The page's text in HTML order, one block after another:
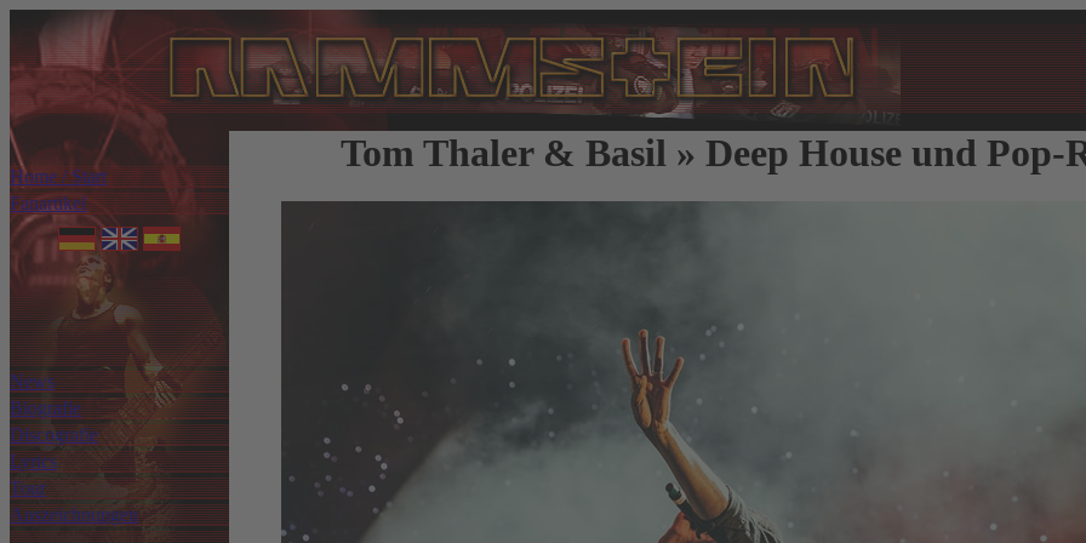
Home / Start
Fanartikel
News
Biografie
Discografie
Lyrics
Tour
Auszeichnungen
Tom Thaler & Basil » Deep House und Pop-